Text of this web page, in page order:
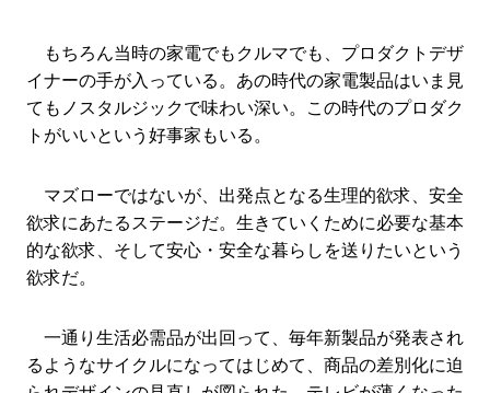
もちろん当時の家電でもクルマでも、プロダクトデザ
イナーの手が入っている。あの時代の家電製品はいま見
てもノスタルジックで味わい深い。この時代のプロダク
トがいいという好事家もいる。
マズローではないが、出発点となる生理的欲求、安全
欲求にあたるステージだ。生きていくために必要な基本
的な欲求、そして安心・安全な暮らしを送りたいという
欲求だ。
一通り生活必需品が出回って、毎年新製品が発表され
るようなサイクルになってはじめて、商品の差別化に迫